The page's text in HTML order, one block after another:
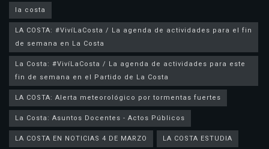
la costa
LA COSTA: #VivíLaCosta / La agenda de actividades para el fin
de semana en La Costa
La Costa: #VivíLaCosta / La agenda de actividades para este
fin de semana en el Partido de La Costa
LA COSTA: Alerta meteorológico por tormentas fuertes
La Costa: Asuntos Docentes - Actos Públicos
LA COSTA EN NOTICIAS 4 DE MARZO
LA COSTA ESTUDIA